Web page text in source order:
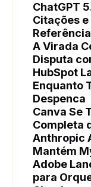
ChatGPT
Citações
Referência
A Virada
Disputa
HubSpot
Enquanto
Despenca
Canva Se
Completa
Anthropic
Mantém
Adobe
para